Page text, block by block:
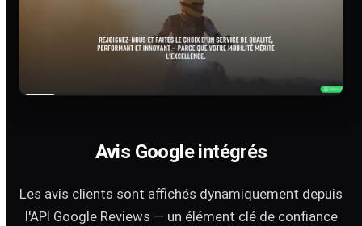
Avis Google intégrés
Les avis clients sont affichés dynamiquement depuis
l'API Google Reviews — un élément clé de confiance